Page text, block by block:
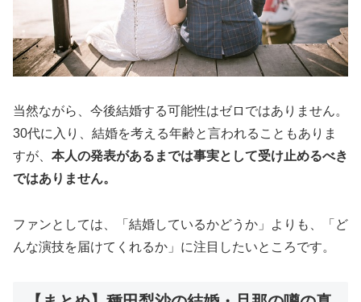
当然ながら、今後結婚する可能性はゼロではありません。
30代に入り、結婚を考える年齢と言われることもありま
すが、 本人の発表があるまでは事実として受け止めるべき
ではありません。
ファンとしては、「結婚しているかどうか」よりも、「ど
んな演技を届けてくれるか」に注目したいところです。